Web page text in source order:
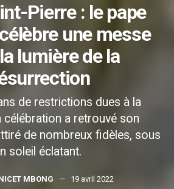
Pierre : le pape
une messe
lumière de la
de restrictions dues à la
célébration a retrouvé son
de nombreux fidèles, sous
soleil éclatant.
MBONG
19 avril 2022